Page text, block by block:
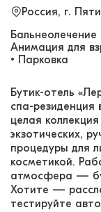
Россия, г.
Анимация для
• Парковка
Бутик-отель
спа-резиденция
целая
экзотических,
процедуры для
косметикой.
атмосфера —
Хотите —
тестируйте